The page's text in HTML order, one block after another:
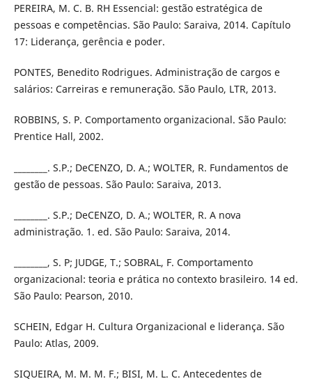
PEREIRA, M. C. B. RH Essencial: gestão estratégica de
pessoas e competências. São Paulo: Saraiva, 2014. Capítulo
17: Liderança, gerência e poder.
PONTES, Benedito Rodrigues. Administração de cargos e
salários: Carreiras e remuneração. São Paulo, LTR, 2013.
ROBBINS, S. P. Comportamento organizacional. São Paulo:
Prentice Hall, 2002.
________. S.P.; DeCENZO, D. A.; WOLTER, R. Fundamentos de
gestão de pessoas. São Paulo: Saraiva, 2013.
________. S.P.; DeCENZO, D. A.; WOLTER, R. A nova
administração. 1. ed. São Paulo: Saraiva, 2014.
________, S. P; JUDGE, T.; SOBRAL, F. Comportamento
organizacional: teoria e prática no contexto brasileiro. 14 ed.
São Paulo: Pearson, 2010.
SCHEIN, Edgar H. Cultura Organizacional e liderança. São
Paulo: Atlas, 2009.
SIQUEIRA, M. M. M. F.; BISI, M. L. C. Antecedentes de